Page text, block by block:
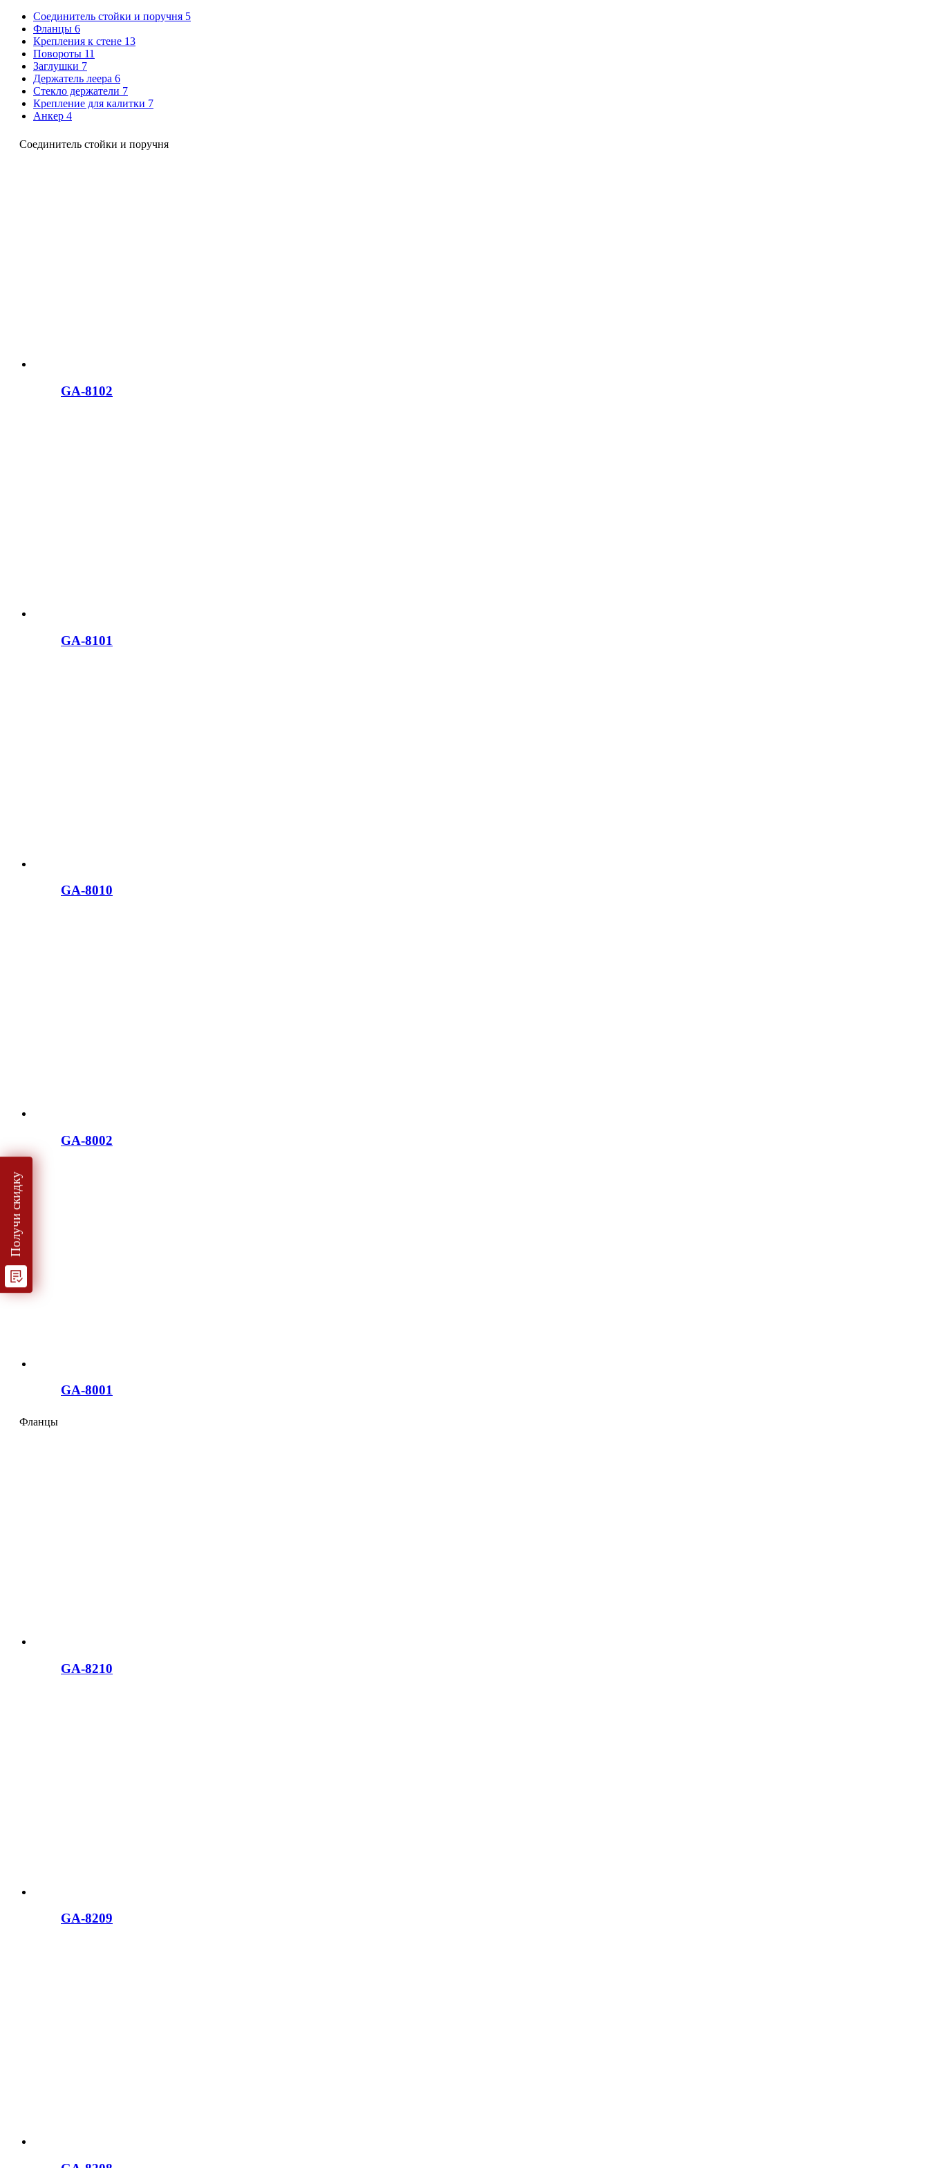
Получи скидку
Соединитель стойки и поручня 5
Фланцы 6
Крепления к стене 13
Повороты 11
Заглушки 7
Держатель леера 6
Стекло держатели 7
Крепление для калитки 7
Анкер 4
Соединитель стойки и поручня
GA-8102
GA-8101
GA-8010
GA-8002
GA-8001
Фланцы
GA-8210
GA-8209